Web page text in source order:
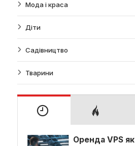
Мода і краса
Діти
Садівництво
Тварини
Оренда VPS як